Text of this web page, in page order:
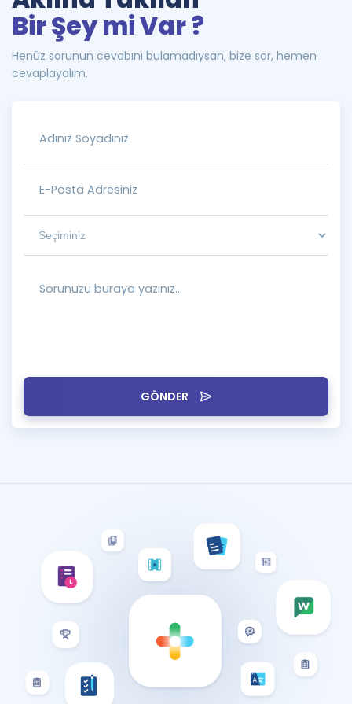
GÖNDER
Bir Şey mi Var ?
Henüz sorunun cevabını bulamadıysan, bize sor, hemen
cevaplayalım.